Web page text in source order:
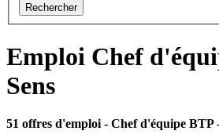
Rechercher
Emploi Chef
Sens
51 offres d'emploi - Chef d'équipe BTP